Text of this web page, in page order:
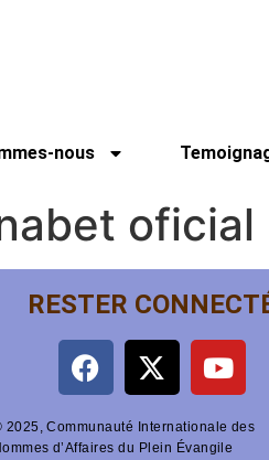
nous
oficial
RESTER
2025, Communauté Internationale des
d’Affaires du Plein Évangile